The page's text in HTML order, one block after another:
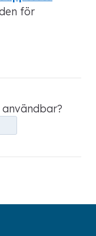
för